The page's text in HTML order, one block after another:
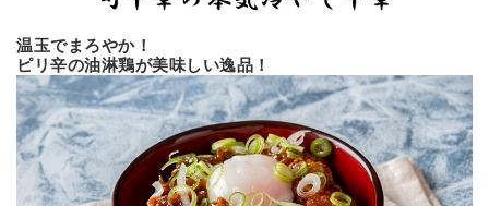
温玉でまろやか！
ピリ辛の油淋鶏が美味しい逸品！